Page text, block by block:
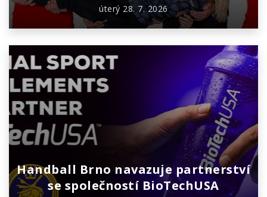
úterý 28. 7. 2026
Handball Brno navazuje partnerství
se společností BioTechUSA